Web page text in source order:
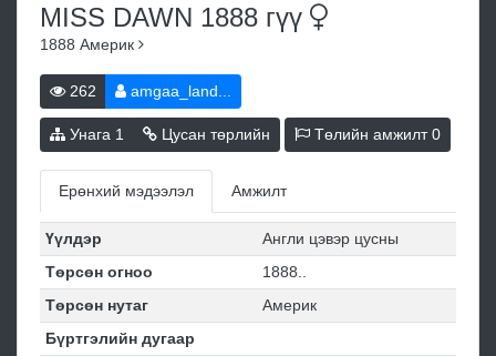
MISS DAWN 1888 гүү
1888 Америк
262 amgaa_land...
Унага 1 Цусан төрлийн Төлийн амжилт0
Ерөнхий мэдээлэл Амжилт
Үүлдэр
Англи цэвэр цусны
Төрсөн огноо
1888..
Төрсөн нутаг
Америк
Бүртгэлийн дугаар